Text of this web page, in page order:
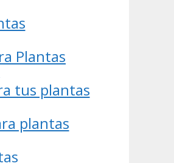
Plantas
tus plantas
plantas